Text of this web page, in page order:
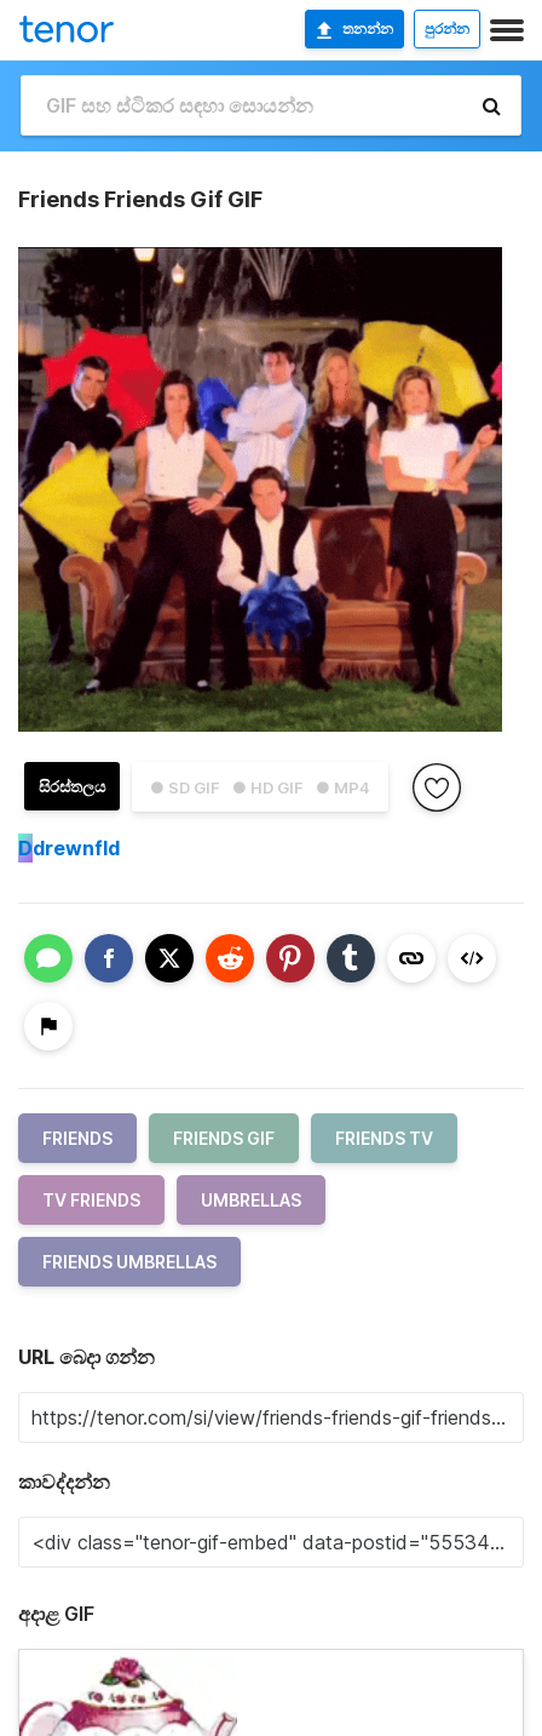
තනන්න පුරන්න
Friends Friends Gif GIF
● SD GIF ● HD GIF ● MP4
සිරස්තලය
Ddrewnfld
FRIENDS FRIENDS GIF FRIENDS TV
TV FRIENDS UMBRELLAS
FRIENDS UMBRELLAS
URL බෙදා ගන්න
කාවද්දන්න
අදාළ GIF